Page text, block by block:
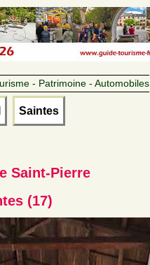
- Patrimoine - Automobiles
Saintes
Saint-Pierre
(17)